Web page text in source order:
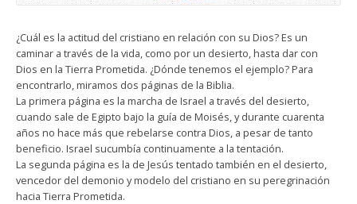
¿Cuál es la actitud del cristiano en relación con su Dios? Es un
caminar a través de la vida, como por un desierto, hasta dar con
Dios en la Tierra Prometida. ¿Dónde tenemos el ejemplo? Para
encontrarlo, miramos dos páginas de la Biblia.
La primera página es la marcha de Israel a través del desierto,
cuando sale de Egipto bajo la guía de Moisés, y durante cuarenta
años no hace más que rebelarse contra Dios, a pesar de tanto
beneficio. Israel sucumbía continuamente a la tentación.
La segunda página es la de Jesús tentado también en el desierto,
vencedor del demonio y modelo del cristiano en su peregrinación
hacia Tierra Prometida.